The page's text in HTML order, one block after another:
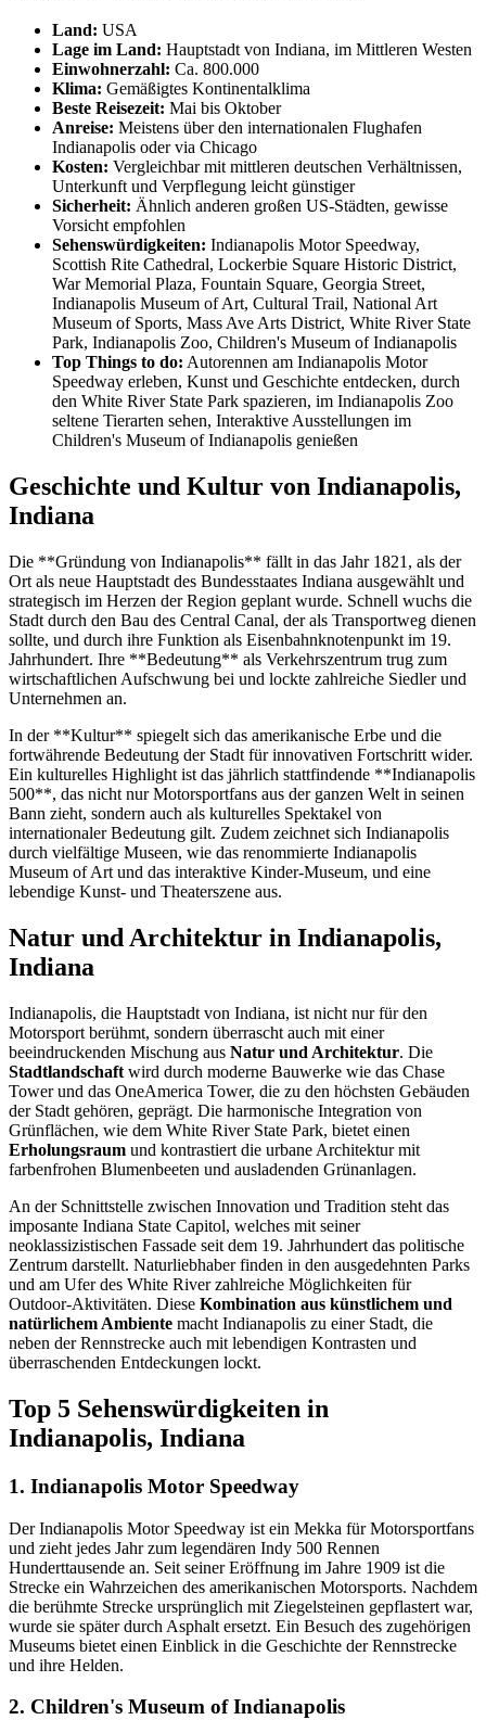
Land: USA
Lage im Land: Hauptstadt von Indiana, im Mittleren Westen
Einwohnerzahl: Ca. 800.000
Klima: Gemäßigtes Kontinentalklima
Beste Reisezeit: Mai bis Oktober
Anreise: Meistens über den internationalen Flughafen
Indianapolis oder via Chicago
Kosten: Vergleichbar mit mittleren deutschen Verhältnissen,
Unterkunft und Verpflegung leicht günstiger
Sicherheit: Ähnlich anderen großen US-Städten, gewisse
Vorsicht empfohlen
Sehenswürdigkeiten: Indianapolis Motor Speedway,
Scottish Rite Cathedral, Lockerbie Square Historic District,
War Memorial Plaza, Fountain Square, Georgia Street,
Indianapolis Museum of Art, Cultural Trail, National Art
Museum of Sports, Mass Ave Arts District, White River State
Park, Indianapolis Zoo, Children's Museum of Indianapolis
Top Things to do: Autorennen am Indianapolis Motor
Speedway erleben, Kunst und Geschichte entdecken, durch
den White River State Park spazieren, im Indianapolis Zoo
seltene Tierarten sehen, Interaktive Ausstellungen im
Children's Museum of Indianapolis genießen
Geschichte und Kultur von Indianapolis,
Indiana
Die **Gründung von Indianapolis** fällt in das Jahr 1821, als der
Ort als neue Hauptstadt des Bundesstaates Indiana ausgewählt und
strategisch im Herzen der Region geplant wurde. Schnell wuchs die
Stadt durch den Bau des Central Canal, der als Transportweg dienen
sollte, und durch ihre Funktion als Eisenbahnknotenpunkt im 19.
Jahrhundert. Ihre **Bedeutung** als Verkehrszentrum trug zum
wirtschaftlichen Aufschwung bei und lockte zahlreiche Siedler und
Unternehmen an.
In der **Kultur** spiegelt sich das amerikanische Erbe und die
fortwährende Bedeutung der Stadt für innovativen Fortschritt wider.
Ein kulturelles Highlight ist das jährlich stattfindende **Indianapolis
500**, das nicht nur Motorsportfans aus der ganzen Welt in seinen
Bann zieht, sondern auch als kulturelles Spektakel von
internationaler Bedeutung gilt. Zudem zeichnet sich Indianapolis
durch vielfältige Museen, wie das renommierte Indianapolis
Museum of Art und das interaktive Kinder-Museum, und eine
lebendige Kunst- und Theaterszene aus.
Natur und Architektur in Indianapolis,
Indiana
Indianapolis, die Hauptstadt von Indiana, ist nicht nur für den
Motorsport berühmt, sondern überrascht auch mit einer
beeindruckenden Mischung aus Natur und Architektur. Die
Stadtlandschaft wird durch moderne Bauwerke wie das Chase
Tower und das OneAmerica Tower, die zu den höchsten Gebäuden
der Stadt gehören, geprägt. Die harmonische Integration von
Grünflächen, wie dem White River State Park, bietet einen
Erholungsraum und kontrastiert die urbane Architektur mit
farbenfrohen Blumenbeeten und ausladenden Grünanlagen.
An der Schnittstelle zwischen Innovation und Tradition steht das
imposante Indiana State Capitol, welches mit seiner
neoklassizistischen Fassade seit dem 19. Jahrhundert das politische
Zentrum darstellt. Naturliebhaber finden in den ausgedehnten Parks
und am Ufer des White River zahlreiche Möglichkeiten für
Outdoor-Aktivitäten. Diese Kombination aus künstlichem und
natürlichem Ambiente macht Indianapolis zu einer Stadt, die
neben der Rennstrecke auch mit lebendigen Kontrasten und
überraschenden Entdeckungen lockt.
Top 5 Sehenswürdigkeiten in
Indianapolis, Indiana
1. Indianapolis Motor Speedway
Der Indianapolis Motor Speedway ist ein Mekka für Motorsportfans
und zieht jedes Jahr zum legendären Indy 500 Rennen
Hunderttausende an. Seit seiner Eröffnung im Jahre 1909 ist die
Strecke ein Wahrzeichen des amerikanischen Motorsports. Nachdem
die berühmte Strecke ursprünglich mit Ziegelsteinen gepflastert war,
wurde sie später durch Asphalt ersetzt. Ein Besuch des zugehörigen
Museums bietet einen Einblick in die Geschichte der Rennstrecke
und ihre Helden.
2. Children's Museum of Indianapolis